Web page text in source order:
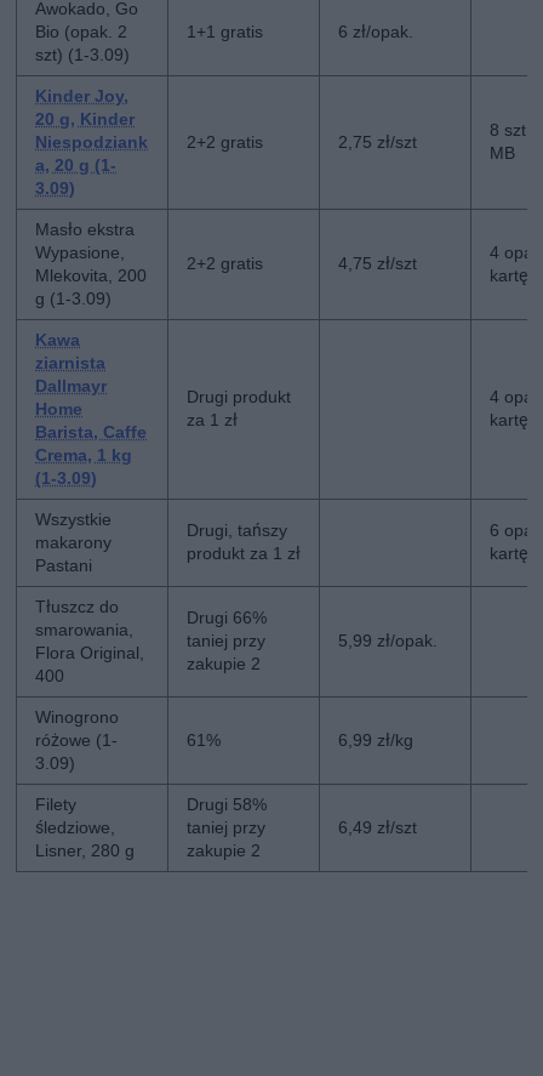
Awokado, Go
Bio (opak. 2
szt) (1-3.09)
1+1 gratis 6 zł/opak.
Kinder Joy,
20 g, Kinder
Niespodziank
a, 20 g (1-
3.09)
2+2 gratis 2,75 zł/szt
8 szt
MB
Masło ekstra
Wypasione,
Mlekovita, 200
g (1-3.09)
2+2 gratis 4,75 zł/szt
4
kartę
Kawa
ziarnista
Dallmayr
Home
Barista, Caffe
Crema, 1 kg
(1-3.09)
Drugi produkt
za 1 zł
4
kartę
Wszystkie
makarony
Pastani
Drugi, tańszy
produkt za 1 zł
6
kartę
Tłuszcz do
smarowania,
Flora Original,
400
Drugi 66%
taniej przy
zakupie 2
5,99 zł/opak.
Winogrono
różowe (1-
3.09)
61% 6,99 zł/kg
Filety
śledziowe,
Lisner, 280 g
Drugi 58%
taniej przy
zakupie 2
6,49 zł/szt